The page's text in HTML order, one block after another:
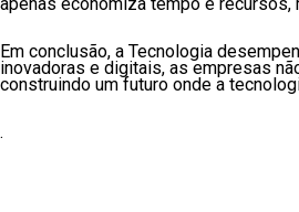
Em conclusão, a Tecnologia
inovadoras e digitais, as empresas
construindo um futuro onde a
.